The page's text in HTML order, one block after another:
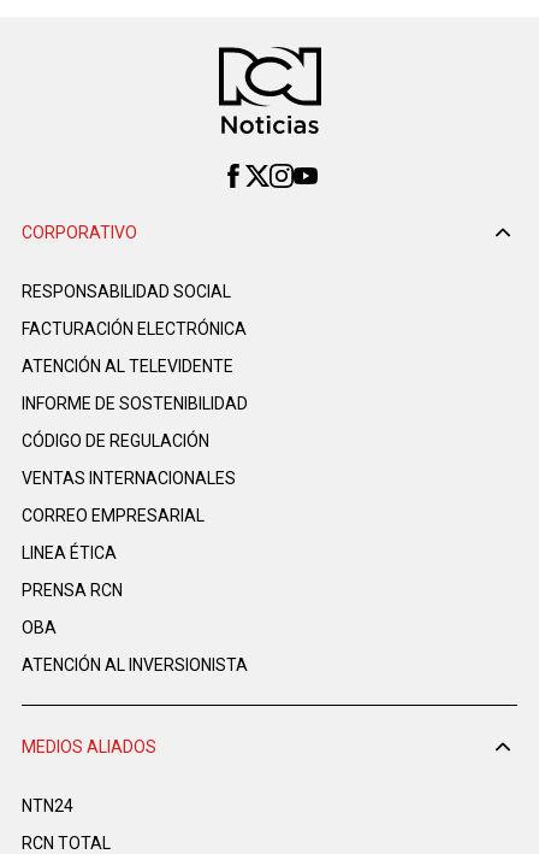
CORPORATIVO
RESPONSABILIDAD SOCIAL
FACTURACIÓN ELECTRÓNICA
ATENCIÓN AL TELEVIDENTE
INFORME DE SOSTENIBILIDAD
CÓDIGO DE REGULACIÓN
VENTAS INTERNACIONALES
CORREO EMPRESARIAL
LINEA ÉTICA
PRENSA RCN
OBA
ATENCIÓN AL INVERSIONISTA
MEDIOS ALIADOS
NTN24
RCN TOTAL